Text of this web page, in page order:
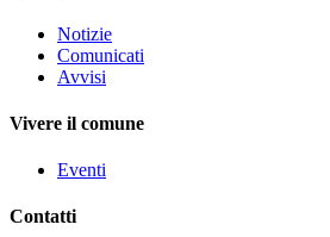
Notizie
Comunicati
Avvisi
Vivere il comune
Eventi
Contatti